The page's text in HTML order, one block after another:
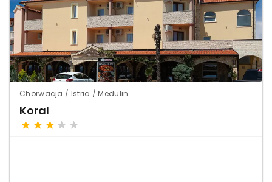
Chorwacja / Istria / Medulin
Koral